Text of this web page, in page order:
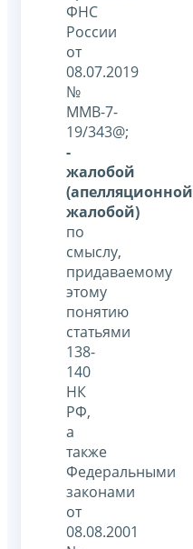
ФНС
России
от
08.07.2019
№
ММВ-7-
19/343@;
-
жалобой
(апелляционной
жалобой)
по
смыслу,
придаваемому
этому
понятию
статьями
138-
140
НК
РФ,
а
также
Федеральными
законами
от
08.08.2001